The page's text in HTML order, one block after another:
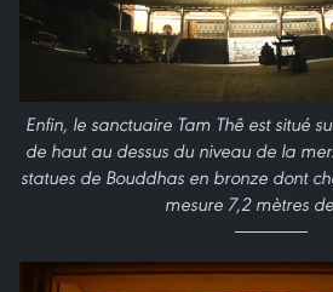
Enfin, le sanctuaire Tam Thê est situé
de haut au dessus du niveau de la
statues de Bouddhas en bronze dont
mesure 7,2 mètres